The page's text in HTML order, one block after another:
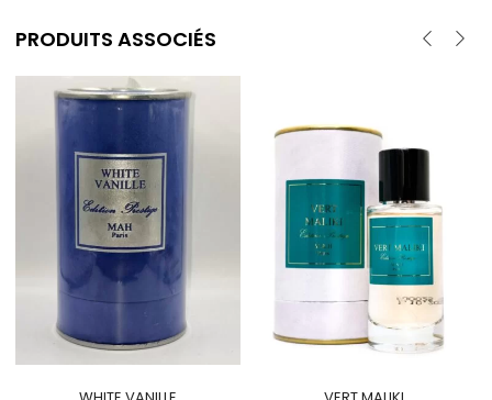
PRODUITS ASSOCIÉS